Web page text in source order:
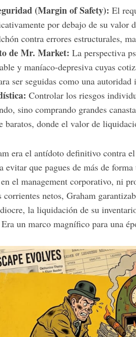
(Margin of Safety): El
por debajo de su valor
contra errores estructurales,
de Mr. Market: La perspectiva
y maníaco-depresiva cuyas
ser seguidas como una autoridad
Controlar los riesgos
sino comprando grandes
baratos, donde el valor de
era el antídoto definitivo contra
evitar que pagues de más de
el management corporativo, ni
netos, Graham
la liquidación de su
un marco magnífico para una